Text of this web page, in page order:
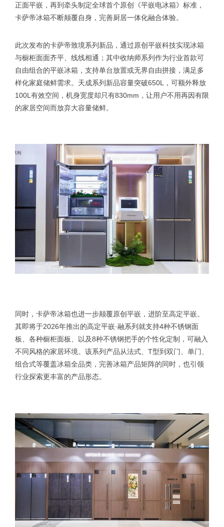
正面平嵌，再到牵头制定全球首个原创《平嵌电冰箱》标准，
卡萨帝冰箱不断颠覆自身，完善厨居一体化融合体验。
此次发布的卡萨帝致境系列新品，通过原创平嵌科技实现冰箱
与橱柜面面齐平、线线相通；其中收纳师系列作为行业首款可
自由组合的平嵌冰箱，支持单台放置或无界自由拼接，满足多
样化家庭储鲜需求。天成系列新品容量突破650L，可额外释放
100L有效空间，机身宽度却只有830mm，让用户不用再因有限
的家居空间而放弃大容量储鲜。
同时，卡萨帝冰箱也进一步颠覆原创平嵌，进阶至高定平嵌。
其即将于2026年推出的高定平嵌·融系列就支持4种不锈钢面
板、各种橱柜面板、以及8种不锈钢把手的个性化定制，可融入
不同风格的家居环境。该系列产品从法式、T型到双门、单门、
组合式等覆盖冰箱全品类，完善冰箱产品矩阵的同时，也引领
行业探索更丰富的产品形态。